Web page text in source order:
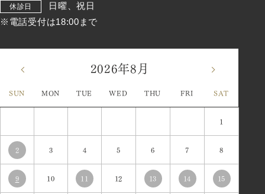
休診日
日曜、祝日
※電話受付は18:00まで
2026年8月
SUN MON TUE WED THU FRI SAT
1
2 3 4 5 6 7 8
9 10 11 12 13 14 15